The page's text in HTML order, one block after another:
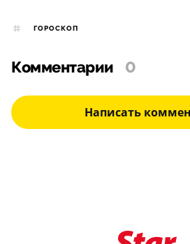
ГОРОСКОП
Комментарии 0
Написать